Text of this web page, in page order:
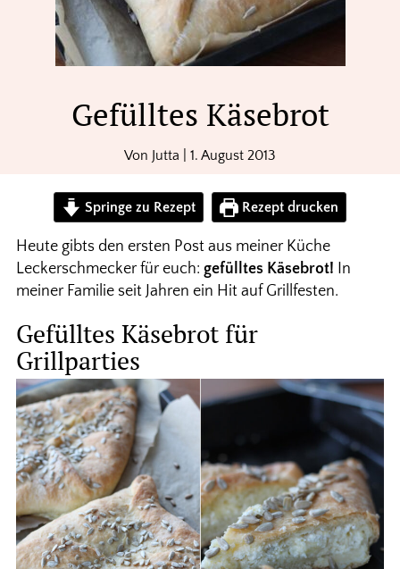
Gefülltes Käsebrot
Von Jutta 1. August 2013
Springe zu Rezept Rezept drucken
Heute gibts den ersten Post aus meiner Küche
Leckerschmecker für euch: gefülltes Käsebrot! In
meiner Familie seit Jahren ein Hit auf Grillfesten.
Gefülltes Käsebrot für
Grillparties